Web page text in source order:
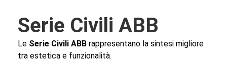
Serie Civili ABB
Le Serie Civili ABB rappresentano la sintesi migliore
tra estetica e funzionalità.